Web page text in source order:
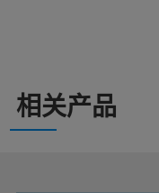
相关产品